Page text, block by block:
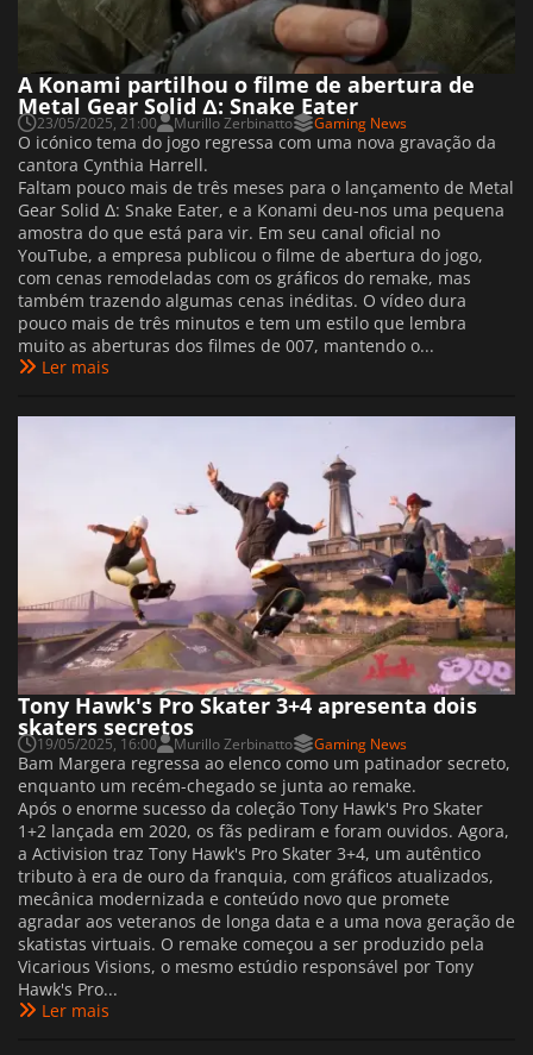
A Konami partilhou o filme de abertura de
Metal Gear Solid Δ: Snake Eater
23/05/2025, 21:00 Murillo Zerbinatto Gaming News
O icónico tema do jogo regressa com uma nova gravação da
cantora Cynthia Harrell.
Faltam pouco mais de três meses para o lançamento de Metal
Gear Solid Δ: Snake Eater, e a Konami deu-nos uma pequena
amostra do que está para vir. Em seu canal oficial no
YouTube, a empresa publicou o filme de abertura do jogo,
com cenas remodeladas com os gráficos do remake, mas
também trazendo algumas cenas inéditas. O vídeo dura
pouco mais de três minutos e tem um estilo que lembra
muito as aberturas dos filmes de 007, mantendo o...
Ler mais
Tony Hawk's Pro Skater 3+4 apresenta dois
skaters secretos
19/05/2025, 16:00 Murillo Zerbinatto Gaming News
Bam Margera regressa ao elenco como um patinador secreto,
enquanto um recém-chegado se junta ao remake.
Após o enorme sucesso da coleção Tony Hawk's Pro Skater
1+2 lançada em 2020, os fãs pediram e foram ouvidos. Agora,
a Activision traz Tony Hawk's Pro Skater 3+4, um autêntico
tributo à era de ouro da franquia, com gráficos atualizados,
mecânica modernizada e conteúdo novo que promete
agradar aos veteranos de longa data e a uma nova geração de
skatistas virtuais. O remake começou a ser produzido pela
Vicarious Visions, o mesmo estúdio responsável por Tony
Hawk's Pro...
Ler mais